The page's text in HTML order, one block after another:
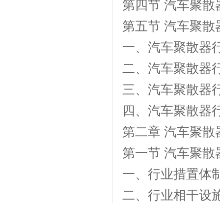
第四节 汽车聚
第五节 汽车聚散
一、汽车聚散器
二、汽车聚散器
三、汽车聚散器
四、汽车聚散器
第二章 汽车聚
第一节 汽车聚
一、行业措置体
二、行业相干设